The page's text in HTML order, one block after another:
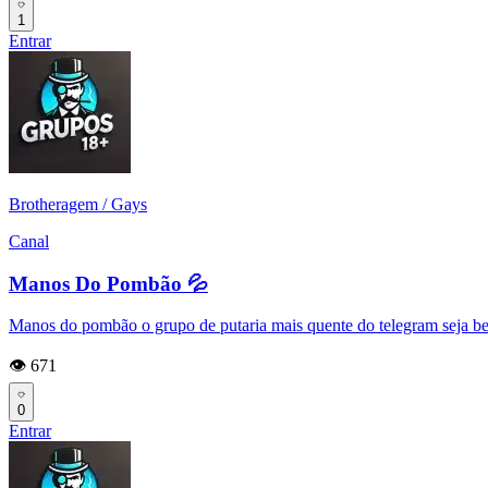
1
Entrar
Brotheragem / Gays
Canal
Manos Do Pombão 💦
Manos do pombão o grupo de putaria mais quente do telegram seja
👁️ 671
0
Entrar